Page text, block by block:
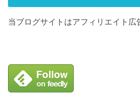
当ブログサイトはアフィリエイト広